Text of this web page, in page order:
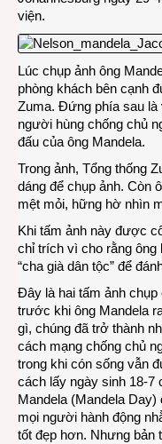
viện.
Lúc chụp ảnh ông
phòng khách bên cạnh
Zuma. Đứng phía sau
người hùng chống chủ
đấu của ông Mandela.
Trong ảnh, Tổng thống
dáng để chụp ảnh. Còn
mệt mỏi, hững hờ nhìn
Khi tấm ảnh này được
chỉ trích vì cho rằng
“cha già dân tộc” để
Đây là hai tấm ảnh
trước khi ông Mandela
gì, chúng đã trở thành
cách mạng chống chủ
trong khi cón sống vẫn
cách lấy ngày sinh 18-7
Mandela (Mandela
mọi người hành động
tốt đẹp hơn. Nhưng bản